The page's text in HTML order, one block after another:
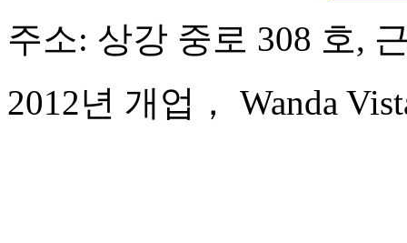
주소: 상강 중로 308 호,
2012년 개업， Wanda